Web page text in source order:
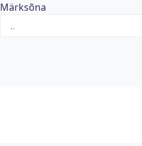
Märksõna